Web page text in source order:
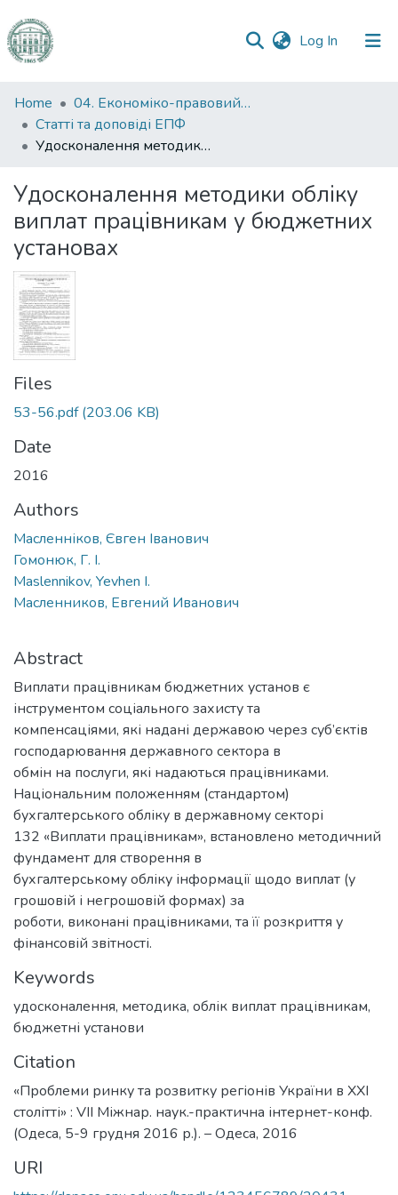
Log In (current)
Communities
&
Collections
Statistics
Home
04. Економіко-правовий факультет
Статті та доповіді ЕПФ
Удосконалення методики обліку виплат працівникам у бюджетних установах
Удосконалення методики обліку
виплат працівникам у бюджетних
установах
Files
53-56.pdf(203.06 KB)
Date
2016
Authors
Масленніков, Євген Іванович
Гомонюк, Г. І.
Maslennikov, Yevhen I.
Масленников, Евгений Иванович
Abstract
Виплати працівникам бюджетних установ є
інструментом соціального захисту та
компенсаціями, які надані державою через суб’єктів
господарювання державного сектора в
обмін на послуги, які надаються працівниками.
Національним положенням (стандартом)
бухгалтерського обліку в державному секторі
132 «Виплати працівникам», встановлено методичний
фундамент для створення в
бухгалтерському обліку інформації щодо виплат (у
грошовій і негрошовій формах) за
роботи, виконані працівниками, та її розкриття у
фінансовій звітності.
Keywords
удосконалення, методика, облік виплат працівникам,
бюджетні установи
Citation
«Проблеми ринку та розвитку регіонів України в XXI
столітті» : VІI Міжнар. наук.-практична інтернет-конф.
(Одеса, 5-9 грудня 2016 р.). – Одеса, 2016
URI